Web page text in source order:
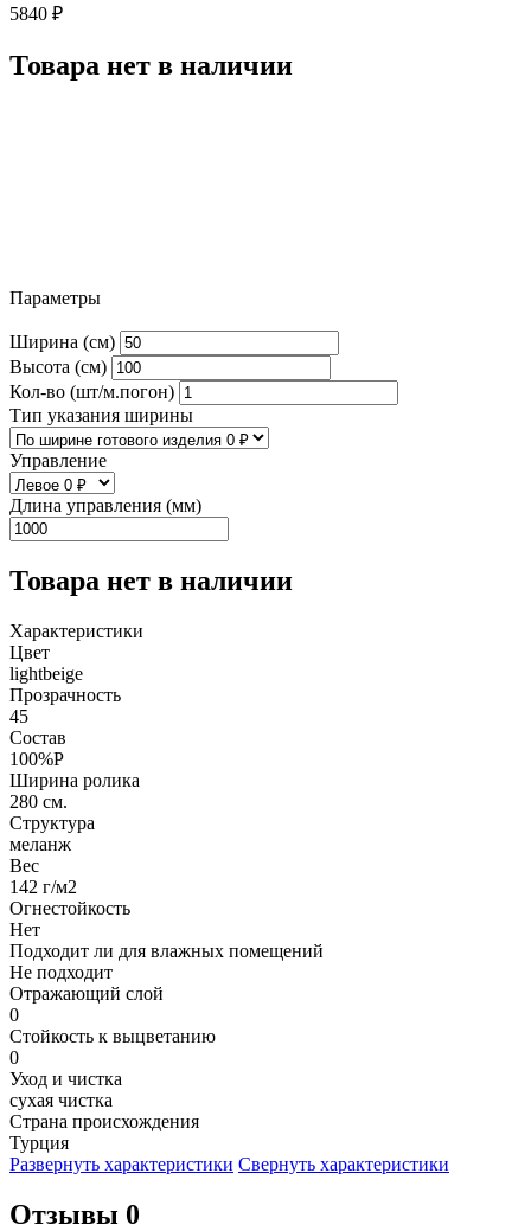
5840 ₽
Товара нет в наличии
Параметры
Ширина (см)
Высота (см)
Кол-во (шт/м.погон)
Тип указания ширины
Управление
Длина управления (мм)
Товара нет в наличии
Характеристики
Цвет
lightbeige
Прозрачность
45
Состав
100%P
Ширина ролика
280 см.
Структура
меланж
Вес
142 г/м2
Огнестойкость
Нет
Подходит ли для влажных помещений
Не подходит
Отражающий слой
0
Стойкость к выцветанию
0
Уход и чистка
сухая чистка
Страна происхождения
Турция
Развернуть характеристики Свернуть характеристики
Отзывы 0